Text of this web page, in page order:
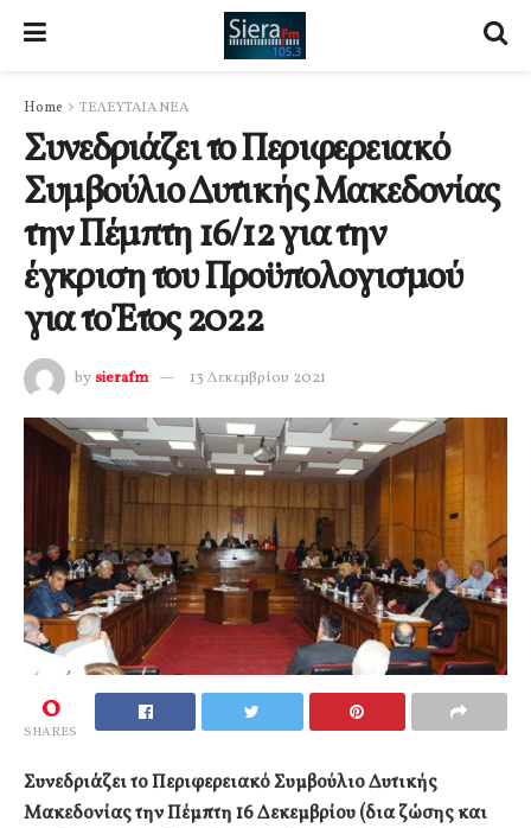
Home ΤΕΛΕΥΤΑΙΑ ΝΕΑ
Συνεδριάζει το Περιφερειακό
Συμβούλιο Δυτικής Μακεδονίας
την Πέμπτη 16/12 για την
έγκριση του Προϋπολογισμού
για το Έτος 2022
by sierafm 13 Δεκεμβρίου 2021
0
SHARES
Συνεδριάζει το Περιφερειακό Συμβούλιο Δυτικής
Μακεδονίας την Πέμπτη 16 Δεκεμβρίου (δια ζώσης και